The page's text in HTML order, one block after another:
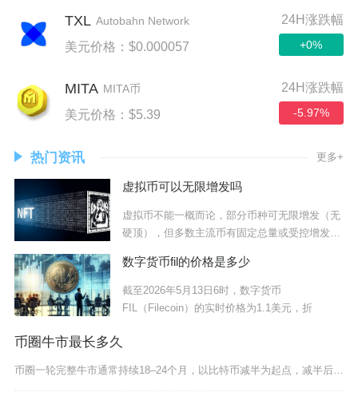
TXL Autobahn Network
美元价格：$0.000057
24H涨跌幅
+0%
MITA MITA币
美元价格：$5.39
24H涨跌幅
-5.97%
热门资讯 更多+
虚拟币可以无限增发吗
虚拟币不能一概而论，部分币种可无限增发（无
硬顶），但多数主流币有固定总量或受控增发，
数字货币fil的价格是多少
截至2026年5月13日6时，数字货币
FIL（Filecoin）的实时价格为1.1美元，折
币圈牛市最长多久
币圈一轮完整牛市通常持续18–24个月，以比特币减半为起点，减半后12–18个月进入主升段